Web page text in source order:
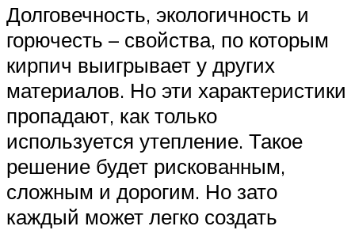
Долговечность, экологичность и
горючесть – свойства, по которым
кирпич выигрывает у других
материалов. Но эти характеристики
пропадают, как только
используется утепление. Такое
решение будет рискованным,
сложным и дорогим. Но зато
каждый может легко создать